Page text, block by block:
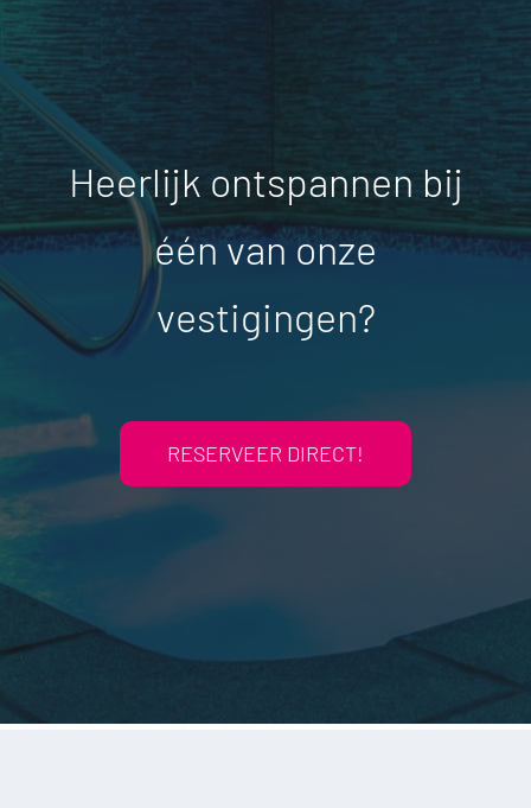
Heerlijk ontspannen bij
één van onze
vestigingen?
RESERVEER DIRECT!